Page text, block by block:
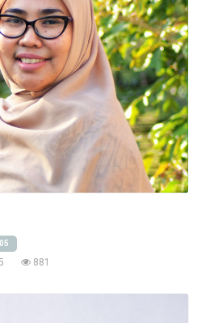
881